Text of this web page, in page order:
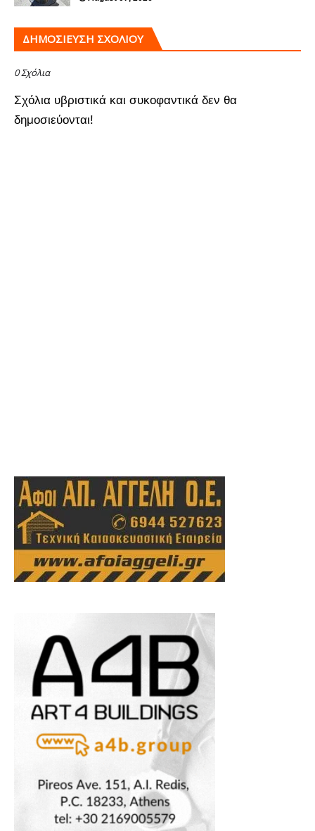
ΔΗΜΟΣΊΕΥΣΗ ΣΧΟΛΊΟΥ
0 Σχόλια
Σχόλια υβριστικά και συκοφαντικά δεν θα
δημοσιεύονται!